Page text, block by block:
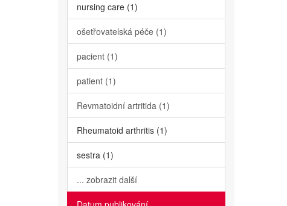
nursing care (1)
ošetřovatelská péče (1)
pacient (1)
patient (1)
Revmatoidní artritida (1)
Rheumatoid arthritis (1)
sestra (1)
... zobrazit další